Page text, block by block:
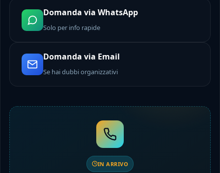
Domanda via WhatsApp
Solo per info rapide
Domanda via Email
Se hai dubbi organizzativi
IN ARRIVO